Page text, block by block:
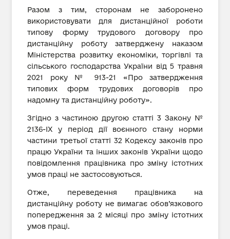
Разом з тим, сторонам не заборонено
використовувати для дистанційної роботи
типову форму трудового договору про
дистанційну роботу затверджену наказом
Міністерства розвитку економіки, торгівлі та
сільського господарства України від 5 травня
2021 року № 913-21 «Про затвердження
типових форм трудових договорів про
надомну та дистанційну роботу».
Згідно з частиною другою статті 3 Закону №
2136-ІХ у період дії воєнного стану норми
частини третьої статті 32 Кодексу законів про
працю України та інших законів України щодо
повідомлення працівника про зміну істотних
умов праці не застосовуються.
Отже, переведення працівника на
дистанційну роботу не вимагає обов’язкового
попередження за 2 місяці про зміну істотних
умов праці.